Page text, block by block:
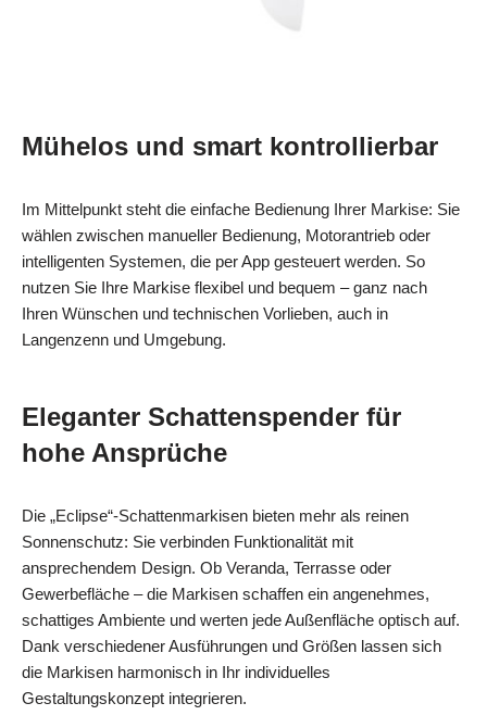
Mühelos und smart kontrollierbar
Im Mittelpunkt steht die einfache Bedienung Ihrer Markise: Sie
wählen zwischen manueller Bedienung, Motorantrieb oder
intelligenten Systemen, die per App gesteuert werden. So
nutzen Sie Ihre Markise flexibel und bequem – ganz nach
Ihren Wünschen und technischen Vorlieben, auch in
Langenzenn und Umgebung.
Eleganter Schattenspender für
hohe Ansprüche
Die „Eclipse“-Schattenmarkisen bieten mehr als reinen
Sonnenschutz: Sie verbinden Funktionalität mit
ansprechendem Design. Ob Veranda, Terrasse oder
Gewerbefläche – die Markisen schaffen ein angenehmes,
schattiges Ambiente und werten jede Außenfläche optisch auf.
Dank verschiedener Ausführungen und Größen lassen sich
die Markisen harmonisch in Ihr individuelles
Gestaltungskonzept integrieren.